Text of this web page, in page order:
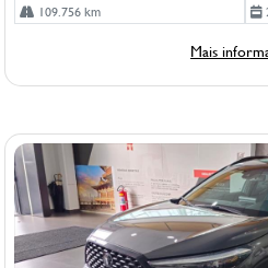
109.756 km
Mais